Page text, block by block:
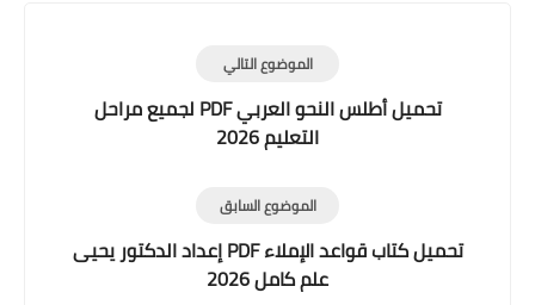
الموضوع التالي
تحميل أطلس النحو العربي PDF لجميع مراحل
التعليم 2026
الموضوع السابق
تحميل كتاب قواعد الإملاء PDF إعداد الدكتور يحيى
علم كامل 2026